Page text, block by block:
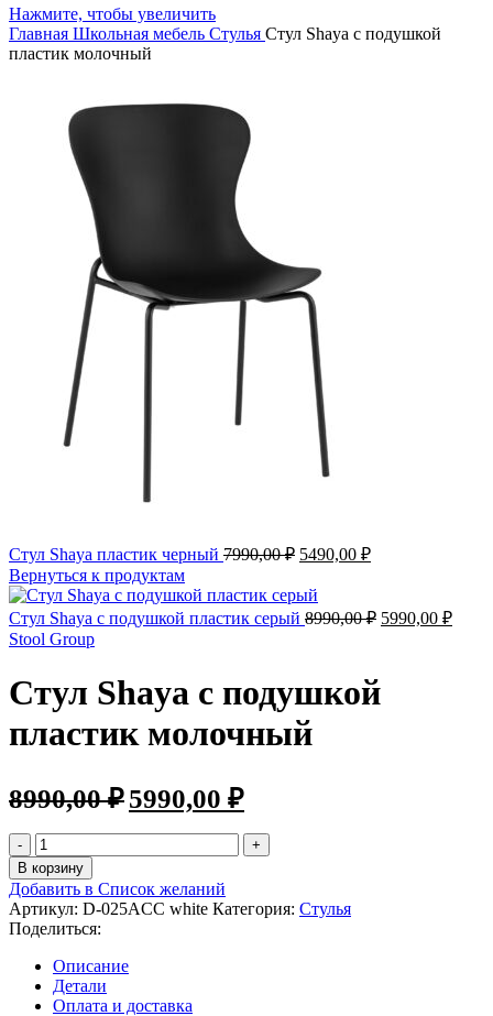
Нажмите, чтобы увеличить
Главная Школьная мебель Стулья Стул Shaya с подушкой
пластик молочный
Стул Shaya пластик черный 7990,00₽ Первоначальная
составляла
7990,00 ₽.
5490,00 ₽Текущая
Вернуться к продуктам
Стул Shaya с подушкой пластик серый 8990,00₽ 5990,00 ₽
Stool Group
Стул Shaya с подушкой
пластик молочный
8990,00₽ Первоначальная
цена
5990,00 ₽Текущая
цена:
5990,00 ₽.
Количество
товара
Стул
Shaya
с
подушкой
пластик
молочный
В корзину
Добавить в Список желаний
Артикул: D-025ACC white Категория: Стулья
Поделиться:
Описание
Детали
Оплата и доставка